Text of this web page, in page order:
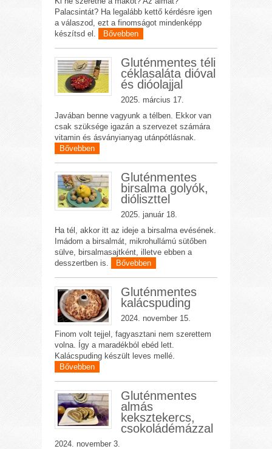
Palacsintát? Ha legalább kettő kérdésre igen
a válaszod, ezt a finomságot mindenképp
készítsd el.
Bővebben
Gluténmentes téli
céklasaláta dióval
és dióolajjal
2025. március 17.
Javában benne vagyunk a télben. Ekkor van
csak szüksége igazán a szervezet számára
vitamin és ásványianyag utánpótlásnak.
Bővebben
Gluténmentes
birsalma golyók,
dióliszttel
2025. január 18.
Ha tél, akkor itt az ideje a birsalma evésének.
Imádom a birsalmát, mikrohullámú sütőben
sülve, birsalmasajtként, illetve ebben a
desszertben is.
Bővebben
Gluténmentes
kalácspuding
2024. november 15.
Finom volt tejjel, fagyasztani nem szerettem
volna. Így a maradékból ebéd lett.
Kalácspuding készült leves mellé.
Bővebben
Gluténmentes
almás
keksztekercs,
csokoládémázzal
2024. november 3.